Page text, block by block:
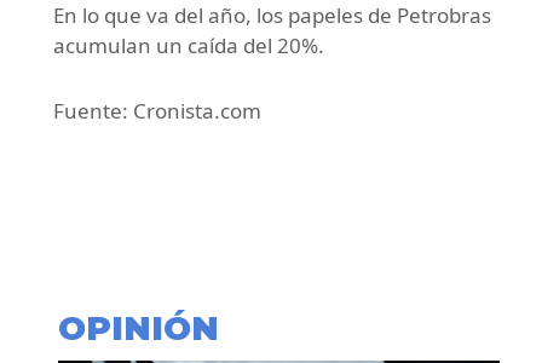
En lo que va del año, los papeles de Petrobras
acumulan un caída del 20%.
Fuente: Cronista.com
OPINIÓN